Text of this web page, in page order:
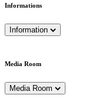
Informations
Information
Media Room
Media Room